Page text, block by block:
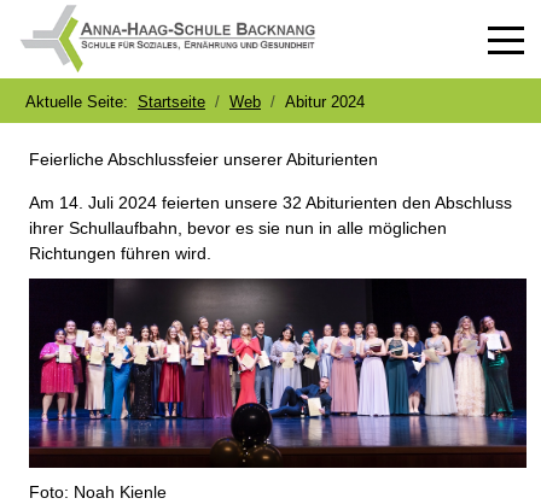
Off-
Aktuelle Seite: Startseite Web Abitur 2024
Feierliche Abschlussfeier unserer Abiturienten
Am 14. Juli 2024 feierten unsere 32 Abiturienten den Abschluss
ihrer Schullaufbahn, bevor es sie nun in alle möglichen
Richtungen führen wird.
Foto: Noah Kienle